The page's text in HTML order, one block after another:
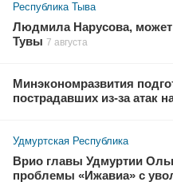
Республика Тыва
Людмила Нарусова, может
Тувы 7 августа
Минэкономразвития
пострадавших из-за атак
Удмуртская Республика
Врио главы Удмуртии
проблемы «Ижавиа» с